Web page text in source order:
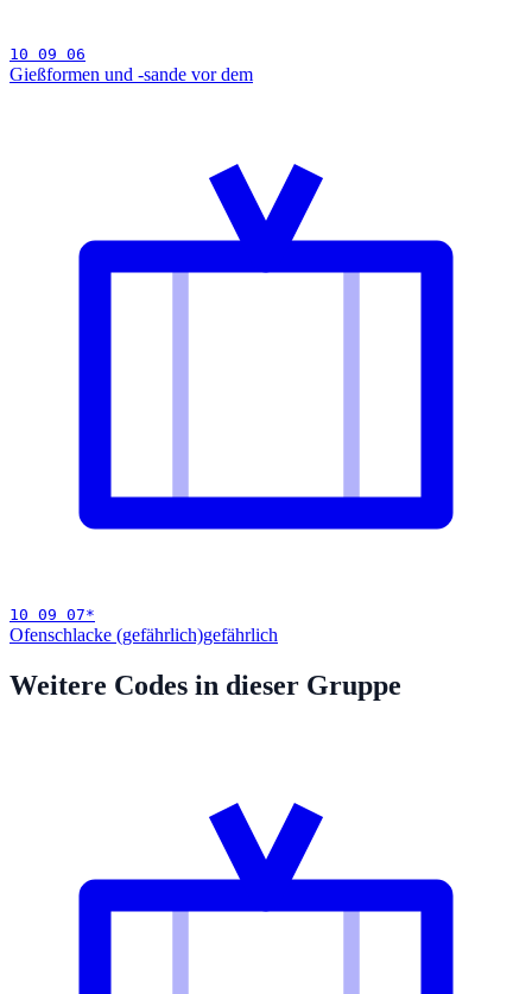
10 09 06
Gießformen und -sande vor dem
10 09 07*
Ofenschlacke (gefährlich)gefährlich
Weitere Codes in dieser Gruppe